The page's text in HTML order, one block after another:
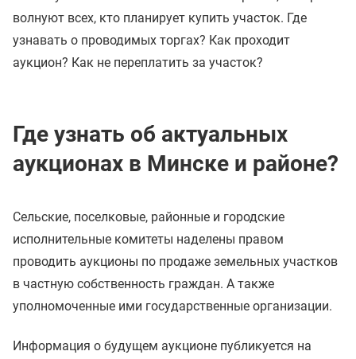
волнуют всех, кто планирует купить участок. Где
узнавать о проводимых торгах? Как проходит
аукцион? Как не переплатить за участок?
Где узнать об актуальных
аукционах в Минске и районе?
Сельские, поселковые, районные и городские
исполнительные комитеты наделены правом
проводить аукционы по продаже земельных участков
в частную собственность граждан. А также
уполномоченные ими государственные организации.
Информация о будущем аукционе публикуется на